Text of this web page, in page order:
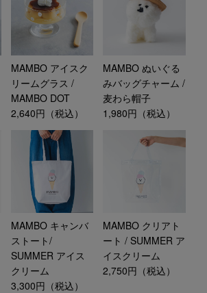
MAMBO アイスク
リームグラス /
MAMBO DOT
2,640円（税込）
MAMBO ぬいぐる
みバッグチャーム /
麦わら帽子
1,980円（税込）
MAMBO キャンバ
ストート/
SUMMER アイス
クリーム
3,300円（税込）
MAMBO クリアト
ート / SUMMER ア
イスクリーム
2,750円（税込）